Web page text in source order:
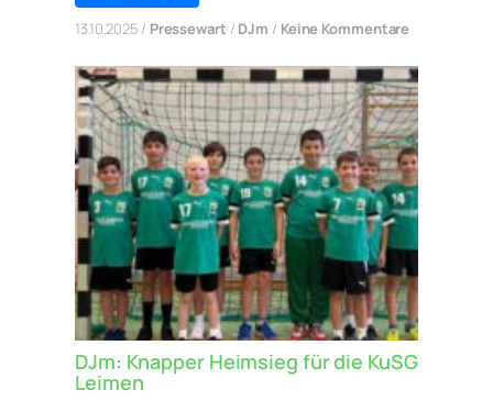
13.10.2025 / Pressewart / DJm / Keine Kommentarezu
beim
TV
Sinsheim
DJm: Knapper Heimsieg für die KuSG
Leimen